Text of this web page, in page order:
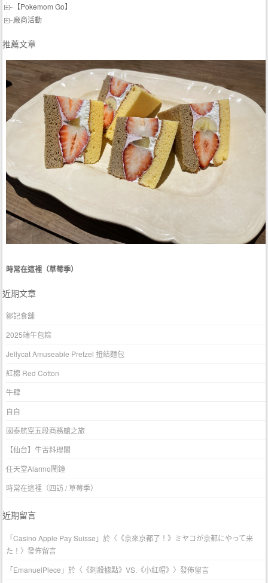
【Pokemom Go】
廠商活動
推薦文章
時常在這裡（草莓季）
近期文章
鄒記食舖
2025端午包粽
Jellycat Amuseable Pretzel 扭結麵包
紅棉 Red Cotton
牛肆
自自
國泰航空五段商務艙之旅
【仙台】牛舌料理閣
任天堂Alarmo鬧鐘
時常在這裡（四訪 / 草莓季）
近期留言
「Casino Apple Pay Suisse 」於〈 《京來京都了！》ミヤコが京都にやって来
た！ 〉發佈留言
「EmanuelPlece 」於〈 《刺殺據點》VS.《小紅帽》 〉發佈留言